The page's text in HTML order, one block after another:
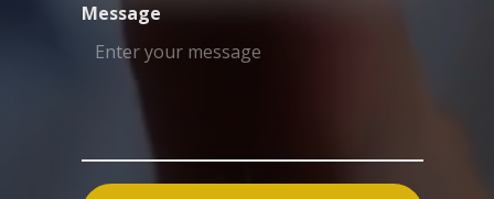
Message